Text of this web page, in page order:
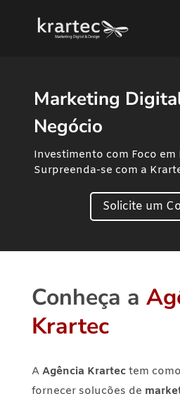
Marketing
Negócio
Investimento com Foco em
Surpreenda-se com a
Solicite um
Conheça a
Krartec
A Agência Krartectem
fornecer soluções de